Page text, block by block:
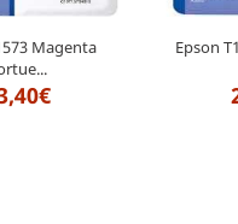
Magenta
Epson